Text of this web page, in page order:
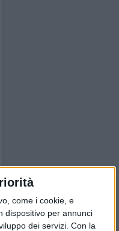
come i cookie, e
dispositivo per annunci
dei servizi. Con la